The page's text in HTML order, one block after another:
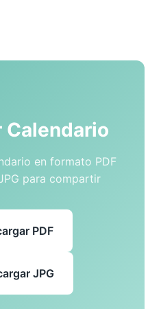
Calendario
en formato PDF
para compartir
PDF
JPG